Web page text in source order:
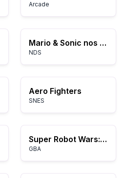
Arcade
Mario & Sonic nos Jogos Olímpicos
NDS
Aero Fighters
SNES
Super Robot Wars: Original Generation
GBA